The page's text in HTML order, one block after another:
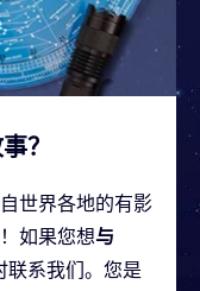
？
世界各地的有影
如果您想与
联系我们。您是